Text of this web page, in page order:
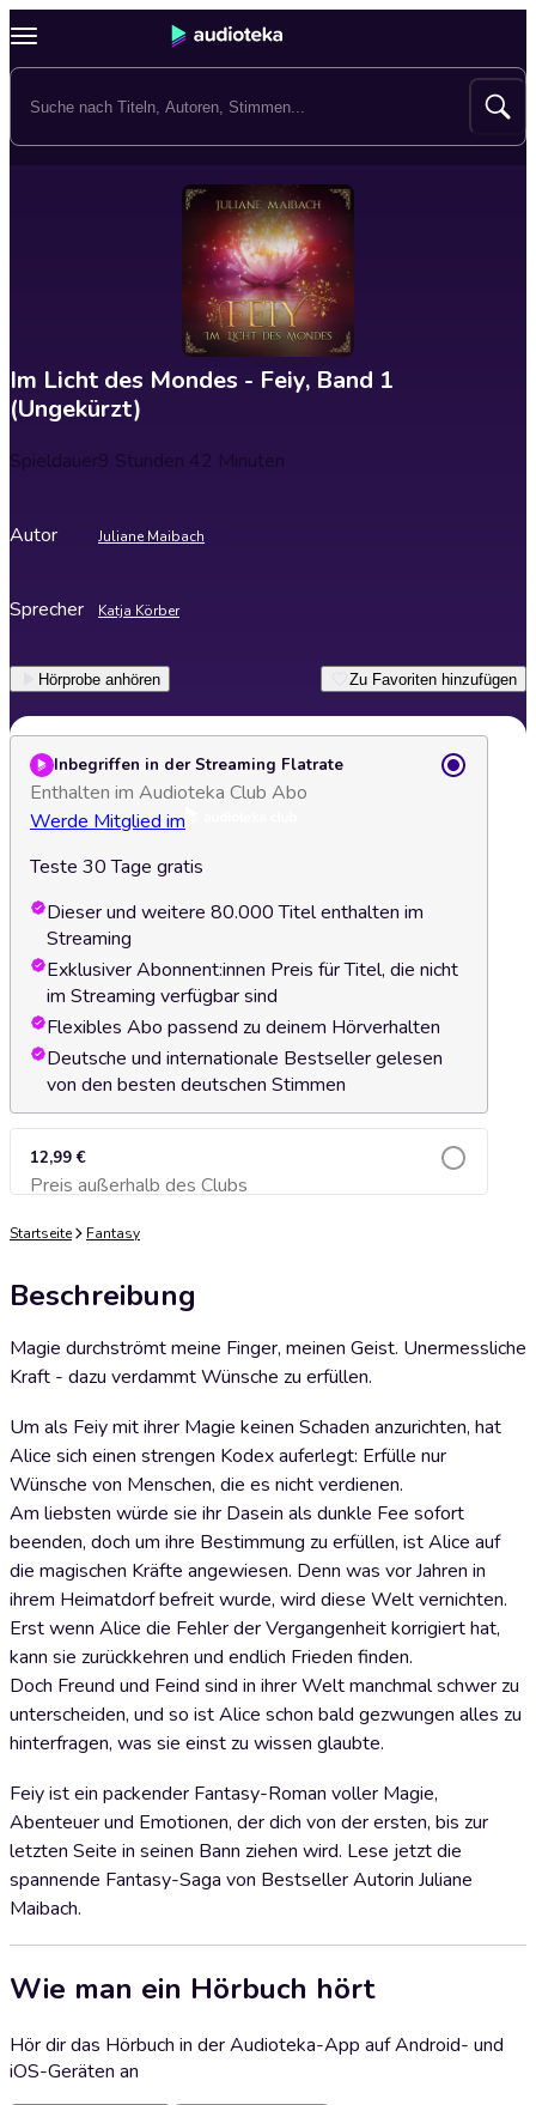
Im Licht des Mondes - Feiy, Band 1
(Ungekürzt)
Spieldauer9 Stunden 42 Minuten
Autor Juliane Maibach
Sprecher Katja Körber
Hörprobe anhören Zu Favoriten hinzufügen
Inbegriffen in der Streaming Flatrate
Enthalten im Audioteka Club Abo
Werde Mitglied im
Teste 30 Tage gratis
Dieser und weitere 80.000 Titel enthalten im
Streaming
Exklusiver Abonnent:innen Preis für Titel, die nicht
im Streaming verfügbar sind
Flexibles Abo passend zu deinem Hörverhalten
Deutsche und internationale Bestseller gelesen
von den besten deutschen Stimmen
12,99 €
Preis außerhalb des ClubsZum Warenkorb hinzufügen
Startseite Fantasy
Beschreibung
Magie durchströmt meine Finger, meinen Geist. Unermessliche
Kraft - dazu verdammt Wünsche zu erfüllen.
Um als Feiy mit ihrer Magie keinen Schaden anzurichten, hat
Alice sich einen strengen Kodex auferlegt: Erfülle nur
Wünsche von Menschen, die es nicht verdienen.
Am liebsten würde sie ihr Dasein als dunkle Fee sofort
beenden, doch um ihre Bestimmung zu erfüllen, ist Alice auf
die magischen Kräfte angewiesen. Denn was vor Jahren in
ihrem Heimatdorf befreit wurde, wird diese Welt vernichten.
Erst wenn Alice die Fehler der Vergangenheit korrigiert hat,
kann sie zurückkehren und endlich Frieden finden.
Doch Freund und Feind sind in ihrer Welt manchmal schwer zu
unterscheiden, und so ist Alice schon bald gezwungen alles zu
hinterfragen, was sie einst zu wissen glaubte.
Feiy ist ein packender Fantasy-Roman voller Magie,
Abenteuer und Emotionen, der dich von der ersten, bis zur
letzten Seite in seinen Bann ziehen wird. Lese jetzt die
spannende Fantasy-Saga von Bestseller Autorin Juliane
Maibach.
Wie man ein Hörbuch hört
Hör dir das Hörbuch in der Audioteka-App auf Android- und
iOS-Geräten an